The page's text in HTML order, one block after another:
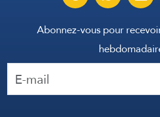
Abonnez-vous pour